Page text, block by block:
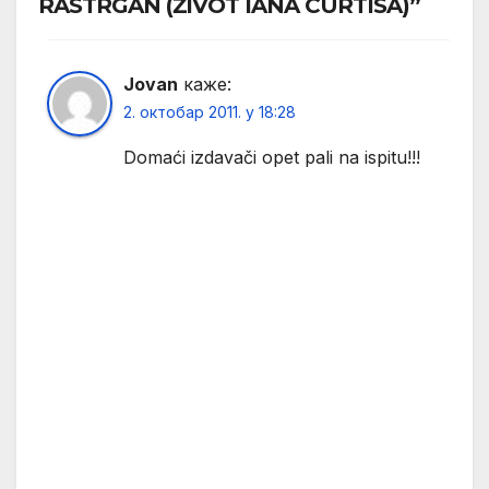
Jovan каже:
2. октобар 2011. у 18:28
Domaći izdavači opet pali na ispitu!!!